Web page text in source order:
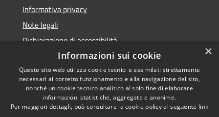
Informativa privacy
Note legali
Dichiarazione di accessibilità
Accessibilità
Privacy
Copyright © 2026 • Comune di
Arpino • Powered by
Municipium Accesso
×
Informazioni sui cookie
Questo sito web utilizza cookie tecnici e assimilati strettamente
necessari al corretto funzionamento e alla navigazione del sito,
nonché un cookie tecnico analitico al solo fine di elaborare
informazioni statistiche, aggregate e anonime.
Per maggiori dettagli, può consultare la cookie policy al seguente link